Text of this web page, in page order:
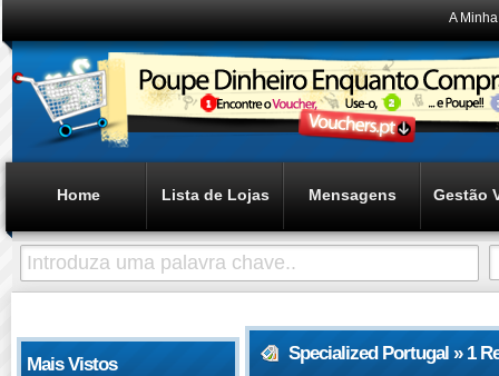
A
Home Lista de Lojas Mensagens Gestão
Mais Vistos
Specialized Portugal » 1